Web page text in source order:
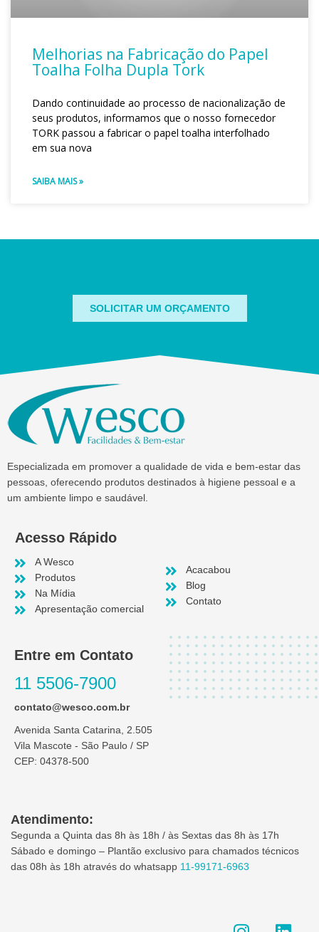
Melhorias na Fabricação do Papel
Toalha Folha Dupla Tork
Dando continuidade ao processo de nacionalização de
seus produtos, informamos que o nosso fornecedor
TORK passou a fabricar o papel toalha interfolhado
em sua nova
SAIBA MAIS »
SOLICITAR UM ORÇAMENTO
Especializada em promover a qualidade de vida e bem-estar das
pessoas, oferecendo produtos destinados à higiene pessoal e a
um ambiente limpo e saudável.
Acesso Rápido
A Wesco
Produtos
Na Mídia
Apresentação comercial
Acacabou
Blog
Contato
Entre em Contato
11 5506-7900
contato@wesco.com.br
Avenida Santa Catarina, 2.505
Vila Mascote - São Paulo / SP
CEP: 04378-500
Atendimento:
Segunda a Quinta das 8h às 18h / às Sextas das 8h às 17h
Sábado e domingo – Plantão exclusivo para chamados técnicos
das 08h às 18h através do whatsapp 11-99171-6963